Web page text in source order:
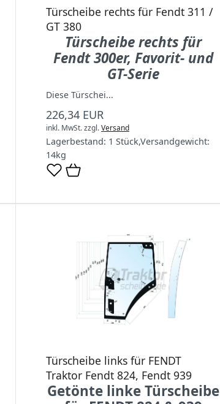
Türscheibe rechts für Fendt 311 /
GT 380
Türscheibe rechts für
Fendt 300er, Favorit- und
GT-Serie
Diese Türschei...
226,34 EUR
inkl. MwSt.zzgl.Versand
Lagerbestand: 1 Stück,Versandgewicht:
14kg
Türscheibe links für FENDT
Traktor Fendt 824, Fendt 939
Getönte linke Türscheibe